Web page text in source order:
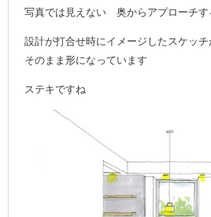
写真では見えない 奥からアプローチす
設計が打合せ時にイメージしたスケッチ
そのまま形になっています
ステキですね